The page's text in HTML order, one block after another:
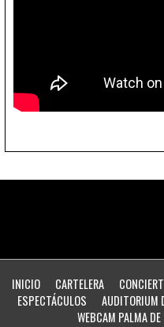
INICIO CARTELERA
ESPECTÁCULOS
AUDITORIUM
WEBCAM PALMA